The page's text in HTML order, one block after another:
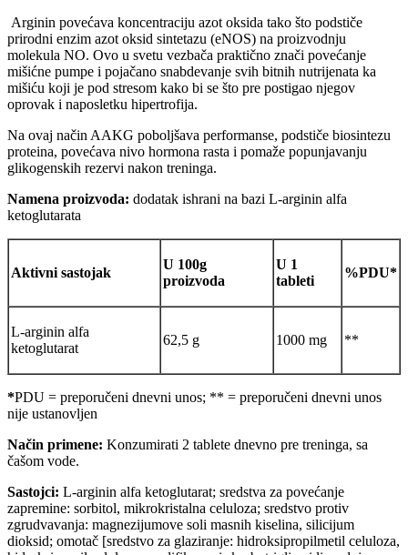
Arginin povećava koncentraciju azot oksida tako što podstiče
prirodni enzim azot oksid sintetazu (eNOS) na proizvodnju
molekula NO. Ovo u svetu vezbača praktično znači povećanje
mišićne pumpe i pojačano snabdevanje svih bitnih nutrijenata ka
mišiću koji je pod stresom kako bi se što pre postigao njegov
oprovak i naposletku hipertrofija.
Na ovaj način AAKG poboljšava performanse, podstiče biosintezu
proteina, povećava nivo hormona rasta i pomaže popunjavanju
glikogenskih rezervi nakon treninga.
Namena proizvoda: dodatak ishrani na bazi L-arginin alfa
ketoglutarata
Aktivni sastojak
U 100g
proizvoda
U 1
tableti
%PDU*
L-arginin alfa
ketoglutarat
62,5 g 1000 mg **
*PDU = preporučeni dnevni unos; ** = preporučeni dnevni unos
nije ustanovljen
Način primene: Konzumirati 2 tablete dnevno pre treninga, sa
čašom vode.
Sastojci: L-arginin alfa ketoglutarat; sredstva za povećanje
zapremine: sorbitol, mikrokristalna celuloza; sredstvo protiv
zgrudvavanja: magnezijumove soli masnih kiselina, silicijum
dioksid; omotač [sredstvo za glaziranje: hidroksipropilmetil celuloza,